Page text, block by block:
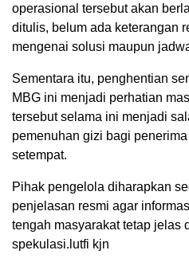
operasional tersebut akan
ditulis, belum ada keterangan
mengenai solusi maupun
Sementara itu, penghentian
MBG ini menjadi perhatian
tersebut selama ini menjadi
pemenuhan gizi bagi
setempat.
Pihak pengelola diharapkan
penjelasan resmi agar
tengah masyarakat tetap jelas
spekulasi.lutfi kjn